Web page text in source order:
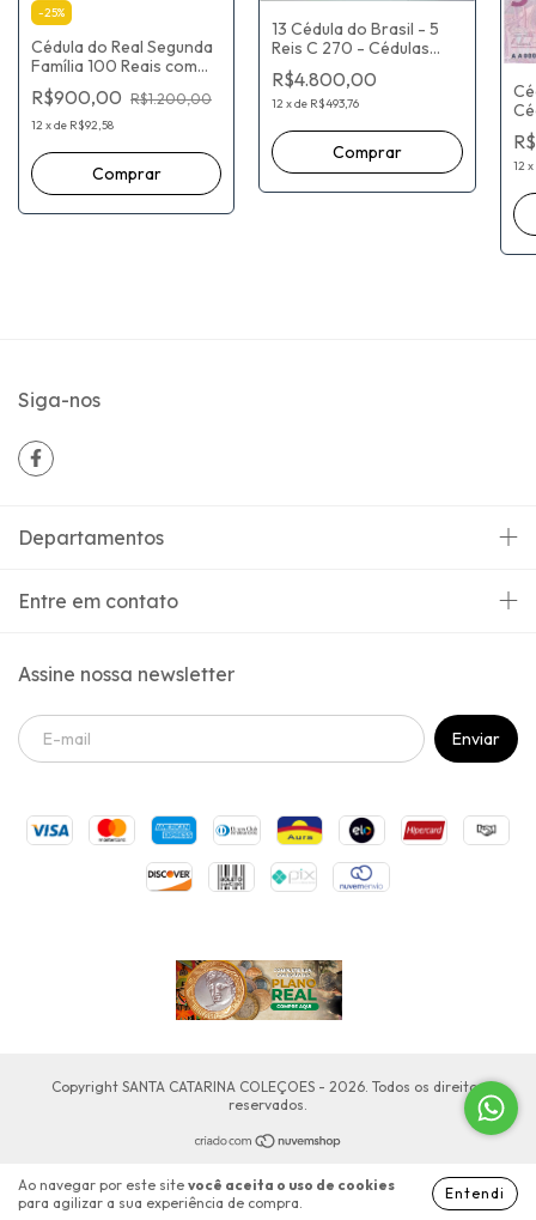
Ao navegar por este site você aceita o uso de cookies
para agilizar a sua experiência de compra.
Entendi
-25%
Cédula do Real Segunda
Família 100 Reais com
erro na impressão -
Dupla impressão Nas
Letras e Numerações
R$900,00 R$1.200,00
12 xde R$92,58
13 Cédula do Brasil - 5
Reis C 270 - Cédulas
Modelo / Prova
Progressiva
R$4.800,00
12 xde R$493,76
12 x
Siga-nos
Departamentos
Entre em contato
Assine nossa newsletter
Copyright SANTA CATARINA COLEÇOES - 2026. Todos os direitos
reservados.